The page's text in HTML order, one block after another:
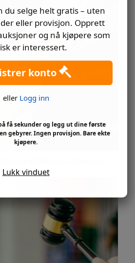
du selge helt gratis – uten
eller provisjon. Opprett
og nå kjøpere som
er interessert.
konto
eller Logg inn
få sekunder og legg ut dine første
gebyrer. Ingen provisjon. Bare ekte
kjøpere.
Lukk vinduet